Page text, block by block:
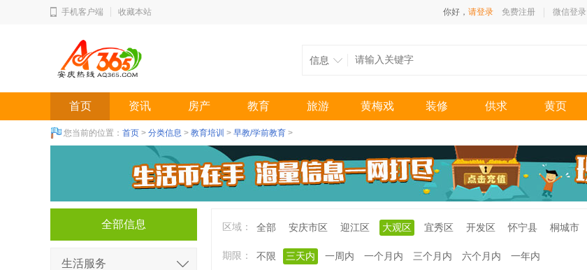
手机客户端 收藏本站 你好， 请登录 免费注册 微信登录
信息
首页 资讯 房产 教育 旅游 黄梅戏 装修 供求 黄页
您当前的位置： 首页 > 分类信息 > 教育培训 > 早教/学前教育 >
区域： 全部 安庆市区 迎江区 大观区 宜秀区 开发区 怀宁县 桐城市
期限： 不限 三天内 一周内 一个月内 三个月内 六个月内 一年内
全部信息
生活服务